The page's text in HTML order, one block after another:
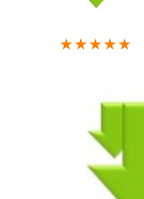
★ ★ ★ ★ ★